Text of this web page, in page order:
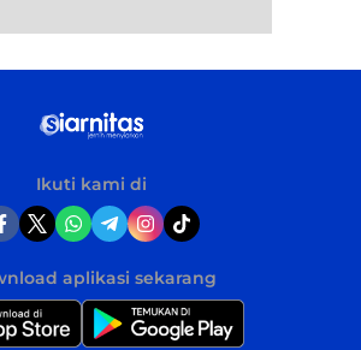
Ikuti kami di
aplikasi sekarang